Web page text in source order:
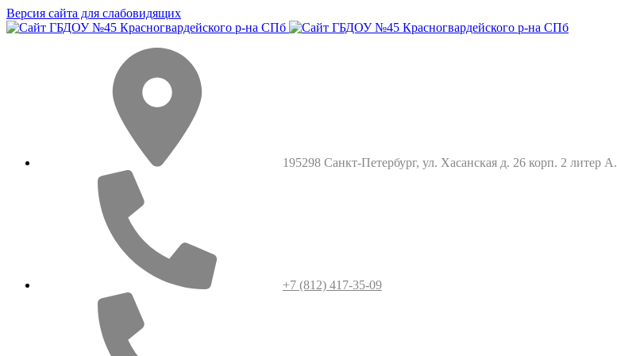
Версия сайта для слабовидящих
195298 Санкт-Петербург, ул. Хасанская д. 26 корп. 2 литер А.
+7 (812) 417-35-09